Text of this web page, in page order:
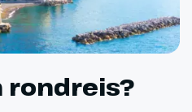
rondreis?